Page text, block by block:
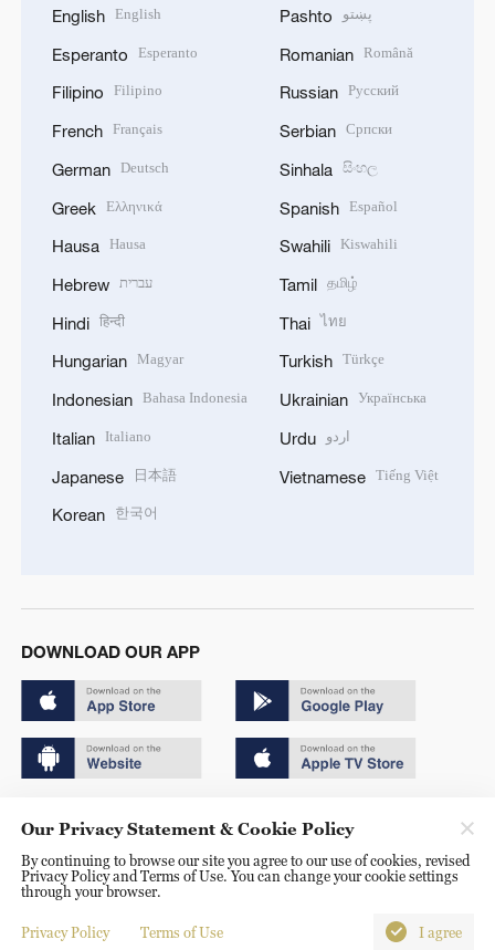
English English
Esperanto Esperanto
Filipino Filipino
French Français
German Deutsch
Greek Ελληνικά
Hausa Hausa
Hebrew עברית
Hindi हिन्दी
Hungarian Magyar
Indonesian Bahasa Indonesia
Italian Italiano
Japanese 日本語
Korean 한국어
Pashto پښتو
Romanian Română
Russian Русский
Serbian Српски
Sinhala සිංහල
Spanish Español
Swahili Kiswahili
Tamil தமிழ்
Thai ไทย
Turkish Türkçe
Ukrainian Українська
Urdu اردو
Vietnamese Tiếng Việt
DOWNLOAD OUR APP
京ICP备20000184号
京公网安备 11010502050052号
Disinformation report hotline: 010-85061466
Our Privacy Statement & Cookie Policy
By continuing to browse our site you agree to our use of cookies, revised
Privacy Policy and Terms of Use. You can change your cookie settings
through your browser.
Privacy Policy Terms of Use I agree